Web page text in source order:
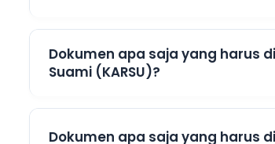
Dokumen apa saja yang harus
Suami (KARSU)?
Dokumen apa saja yang harus